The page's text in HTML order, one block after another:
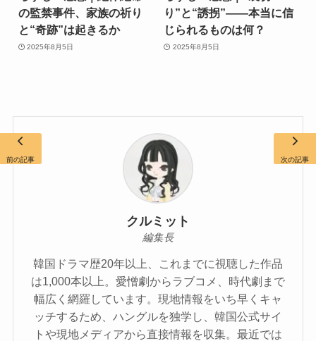
の監禁事件、家族の祈り
と“奇跡”は起きるか
2025年8月5日
り”と“誘拐”――本当に信
じられるものは何？
2025年8月5日
クルミット
編集長
韓国ドラマ歴20年以上、これまでに視聴した作品
は1,000本以上。愛憎劇からラブコメ、時代劇まで
幅広く網羅しています。現地情報をいち早くキャ
ッチするため、ハングルを独学し、韓国公式サイ
トや現地メディアから直接情報を収集。最近では
前の記事 次の記事